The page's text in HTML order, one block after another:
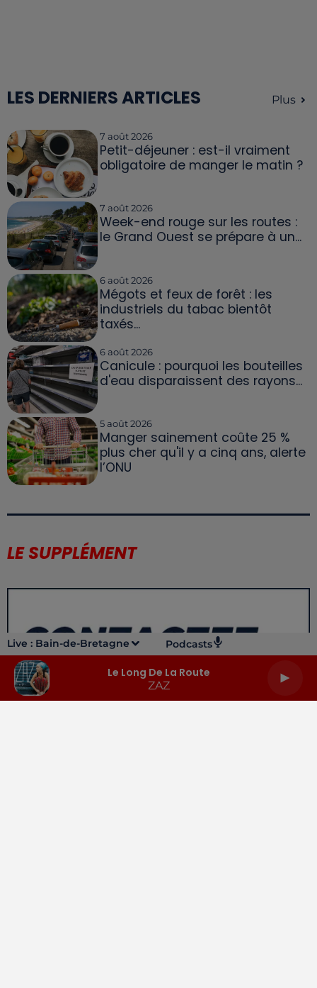
Live : Bain-de-Bretagne Podcasts
Le Long De La Route
ZAZ
LES DERNIERS ARTICLES Plus
7 août 2026
Petit-déjeuner : est-il vraiment
obligatoire de manger le matin ?
7 août 2026
Week-end rouge sur les routes :
le Grand Ouest se prépare à un...
6 août 2026
Mégots et feux de forêt : les
industriels du tabac bientôt
taxés...
6 août 2026
Canicule : pourquoi les bouteilles
d'eau disparaissent des rayons...
5 août 2026
Manger sainement coûte 25 %
plus cher qu'il y a cinq ans, alerte
l’ONU
LE SUPPLÉMENT